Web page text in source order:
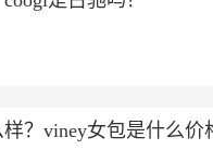
？viney女包是什么价